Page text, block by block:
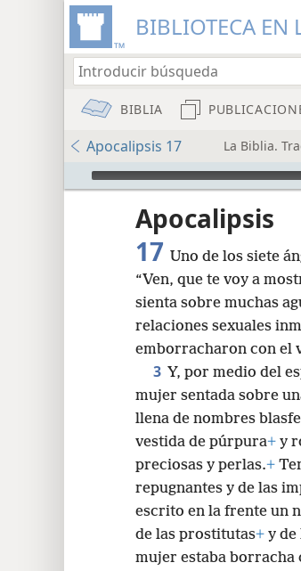
BIBLIOTECA
BIBLIA
Apocalipsis 17 La Biblia.
Audio Player
Apocalipsis
17 Uno de los siete
“Ven, que te voy a
sienta sobre muchas
relaciones sexuales
emborracharon con el
3 Y, por medio del
mujer sentada sobre
llena de nombres
vestida de púrpura+ y
preciosas y perlas.+
repugnantes y de las
escrito en la frente un
de las prostitutas+ y de
mujer estaba borracha